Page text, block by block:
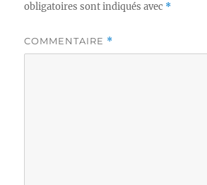
obligatoires sont indiqués avec *
COMMENTAIRE *